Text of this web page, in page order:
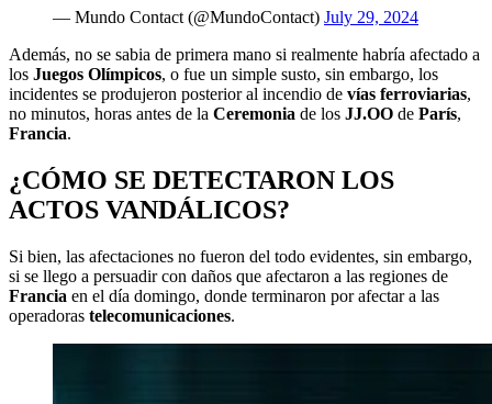
— Mundo Contact (@MundoContact) July 29, 2024
Además, no se sabia de primera mano si realmente habría afectado a
los Juegos Olímpicos, o fue un simple susto, sin embargo, los
incidentes se produjeron posterior al incendio de vías ferroviarias,
no minutos, horas antes de la Ceremonia de los JJ.OO de París,
Francia.
¿CÓMO SE DETECTARON LOS
ACTOS VANDÁLICOS?
Si bien, las afectaciones no fueron del todo evidentes, sin embargo,
si se llego a persuadir con daños que afectaron a las regiones de
Francia en el día domingo, donde terminaron por afectar a las
operadoras telecomunicaciones.